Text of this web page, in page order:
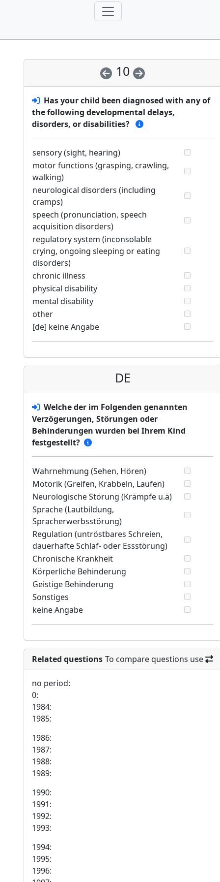
10
Has your child been diagnosed with any of
the following developmental delays,
disorders, or disabilities?
sensory (sight, hearing)
motor functions (grasping, crawling,
walking)
neurological disorders (including
cramps)
speech (pronunciation, speech
acquisition disorders)
regulatory system (inconsolable
crying, ongoing sleeping or eating
disorders)
chronic illness
physical disability
mental disability
other
[de] keine Angabe
DE
Welche der im Folgenden genannten
Verzögerungen, Störungen oder
Behinderungen wurden bei Ihrem Kind
festgestellt?
Wahrnehmung (Sehen, Hören)
Motorik (Greifen, Krabbeln, Laufen)
Neurologische Störung (Krämpfe u.ä)
Sprache (Lautbildung,
Spracherwerbsstörung)
Regulation (untröstbares Schreien,
dauerhafte Schlaf- oder Essstörung)
Chronische Krankheit
Körperliche Behinderung
Geistige Behinderung
Sonstiges
keine Angabe
Related questions To compare questions use
no period:
0:
1984:
1985:
1986:
1987:
1988:
1989:
1990:
1991:
1992:
1993:
1994:
1995:
1996: